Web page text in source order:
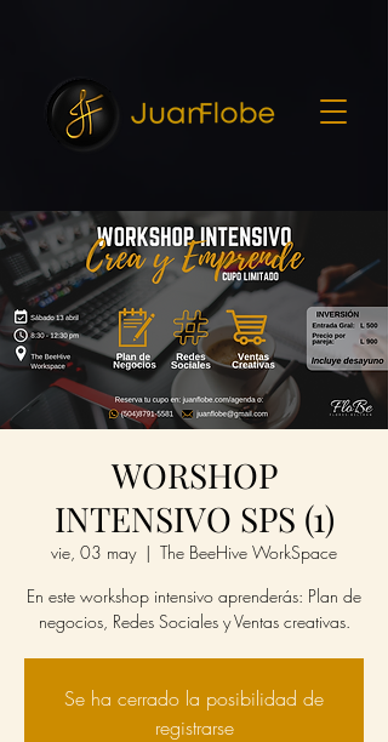
WORSHOP
INTENSIVO SPS (1)
vie, 03 may
  |
The BeeHive WorkSpace
En este workshop intensivo aprenderás: Plan de
negocios, Redes Sociales y Ventas creativas.
Se ha cerrado la posibilidad de
registrarse